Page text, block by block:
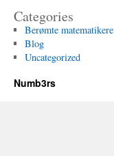
Categories
Berømte matematikere
Blog
Uncategorized
Numb3rs